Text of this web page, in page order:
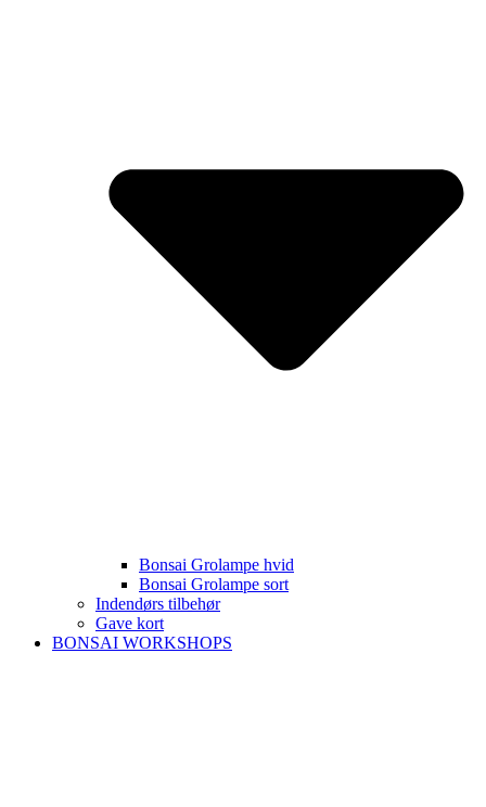
Bonsai Grolampe hvid
Bonsai Grolampe sort
Indendørs tilbehør
Gave kort
BONSAI WORKSHOPS